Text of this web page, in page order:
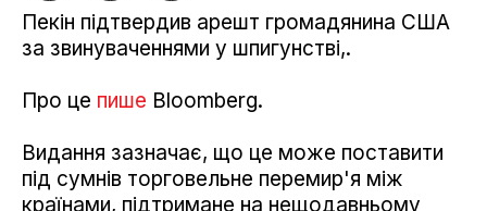
Пекін підтвердив арешт громадянина США
за звинуваченнями у шпигунстві,.
Про це пише Bloomberg.
Видання зазначає, що це може поставити
під сумнів торговельне перемир'я між
країнами, підтримане на нещодавньому